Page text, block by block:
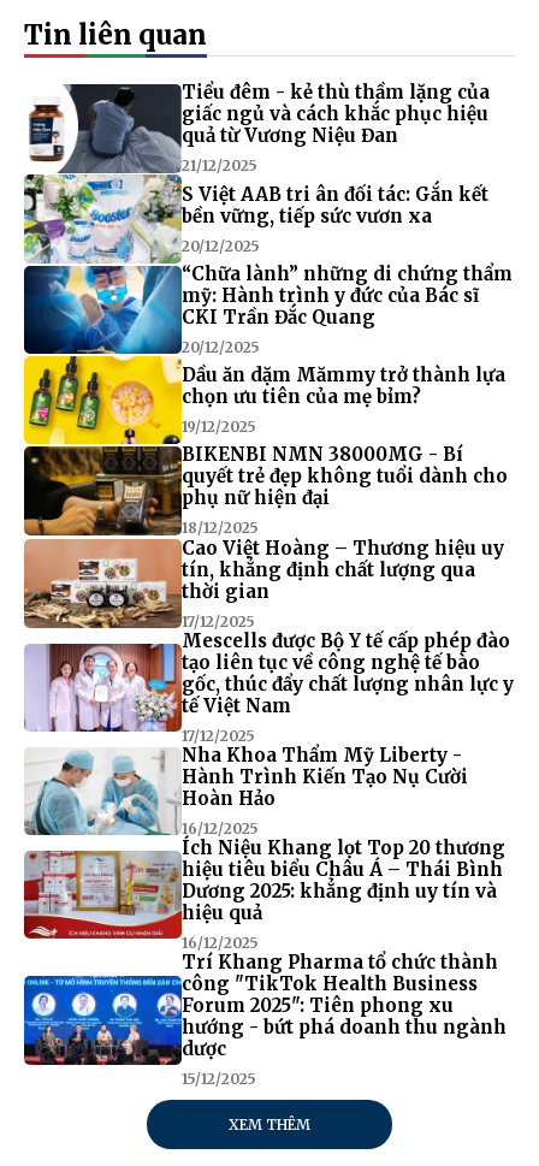
Tin liên quan
Tiểu đêm - kẻ thù thầm lặng của
giấc ngủ và cách khắc phục hiệu
quả từ Vương Niệu Đan
21/12/2025
S Việt AAB tri ân đối tác: Gắn kết
bền vững, tiếp sức vươn xa
20/12/2025
“Chữa lành” những di chứng thẩm
mỹ: Hành trình y đức của Bác sĩ
CKI Trần Đắc Quang
20/12/2025
Dầu ăn dặm Mămmy trở thành lựa
chọn ưu tiên của mẹ bỉm?
19/12/2025
BIKENBI NMN 38000MG - Bí
quyết trẻ đẹp không tuổi dành cho
phụ nữ hiện đại
18/12/2025
Cao Việt Hoàng – Thương hiệu uy
tín, khẳng định chất lượng qua
thời gian
17/12/2025
Mescells được Bộ Y tế cấp phép đào
tạo liên tục về công nghệ tế bào
gốc, thúc đẩy chất lượng nhân lực y
tế Việt Nam
17/12/2025
Nha Khoa Thẩm Mỹ Liberty -
Hành Trình Kiến Tạo Nụ Cười
Hoàn Hảo
16/12/2025
Ích Niệu Khang lọt Top 20 thương
hiệu tiêu biểu Châu Á – Thái Bình
Dương 2025: khẳng định uy tín và
hiệu quả
16/12/2025
Trí Khang Pharma tổ chức thành
công "TikTok Health Business
Forum 2025": Tiên phong xu
hướng - bứt phá doanh thu ngành
dược
15/12/2025
XEM THÊM